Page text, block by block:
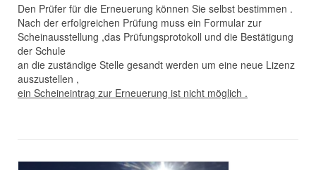
Den Prüfer für die Erneuerung können Sie selbst bestimmen .
Nach der erfolgreichen Prüfung muss ein Formular zur
Scheinausstellung ,das Prüfungsprotokoll und die Bestätigung
der Schule
an die zuständige Stelle gesandt werden um eine neue Lizenz
auszustellen ,
ein Scheineintrag zur Erneuerung ist nicht möglich .